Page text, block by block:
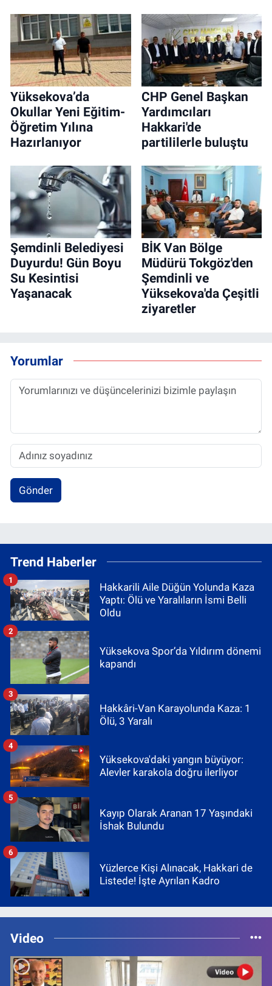
Yüksekova’da
Okullar Yeni Eğitim-
Öğretim Yılına
Hazırlanıyor
CHP Genel Başkan
Yardımcıları
Hakkari'de
partililerle buluştu
Şemdinli Belediyesi
Duyurdu! Gün Boyu
Su Kesintisi
Yaşanacak
BİK Van Bölge
Müdürü Tokgöz'den
Şemdinli ve
Yüksekova'da Çeşitli
ziyaretler
Yorumlar
Gönder
Trend Haberler
Hakkarili Aile Düğün Yolunda Kaza
Yaptı: Ölü ve Yaralıların İsmi Belli
Oldu
1
Yüksekova Spor’da Yıldırım dönemi
kapandı
2
Hakkâri-Van Karayolunda Kaza: 1
Ölü, 3 Yaralı
3
Yüksekova'daki yangın büyüyor:
Alevler karakola doğru ilerliyor
4
Kayıp Olarak Aranan 17 Yaşındaki
İshak Bulundu
5
Yüzlerce Kişi Alınacak, Hakkari de
Listede! İşte Ayrılan Kadro
6
Video